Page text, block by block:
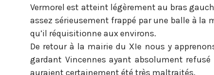
Vermorel est atteint légèrement au bras
assez sérieusement frappé par une balle à la
qu’il réquisitionne aux environs.
De retour à la mairie du XIe nous y
gardant Vincennes ayant absolument
auraient certainement été très maltraités.